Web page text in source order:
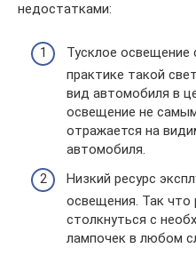
недостатками:
Тусклое освещение
практике такой
вид автомобиля в
освещение не
отражается на
автомобиля.
Низкий ресурс
освещения. Так что
столкнуться с
лампочек в любом